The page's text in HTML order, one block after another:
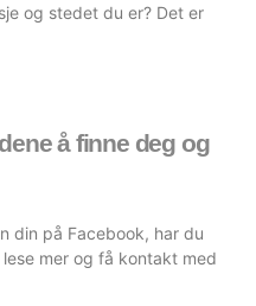
og stedet du er? Det er
å finne deg og
din på Facebook, har du
mer og få kontakt med